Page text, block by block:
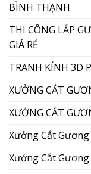
BÌNH THẠNH
THI CÔNG LẮP
GIÁ RẺ
TRANH KÍNH 3D
XƯỞNG CẮT
XƯỞNG CẮT
Xưởng Cắt
Xưởng Cắt